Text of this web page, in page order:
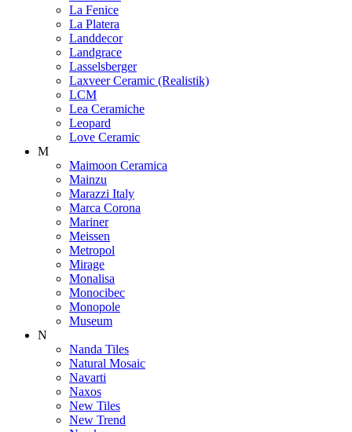
La Fenice
La Platera
Landdecor
Landgrace
Lasselsberger
Laxveer Ceramic (Realistik)
LCM
Lea Ceramiche
Leopard
Love Ceramic
M
Maimoon Ceramica
Mainzu
Marazzi Italy
Marca Corona
Mariner
Meissen
Metropol
Mirage
Monalisa
Monocibec
Monopole
Museum
N
Nanda Tiles
Natural Mosaic
Navarti
Naxos
New Tiles
New Trend